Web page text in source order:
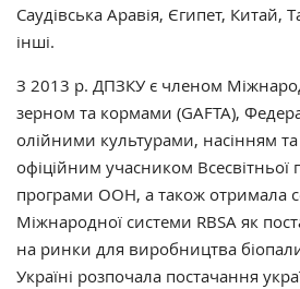
Саудівська Аравія, Єгипет, Китай,
інші.
З 2013 р. ДПЗКУ є членом
зерном та кормами (GAFTA),
олійними культурами, насінням
офіційним учасником Всесвітньої
програми ООН, а також отримала
Міжнародної системи RBSA як
на ринки для виробництва
Україні розпочала постачання